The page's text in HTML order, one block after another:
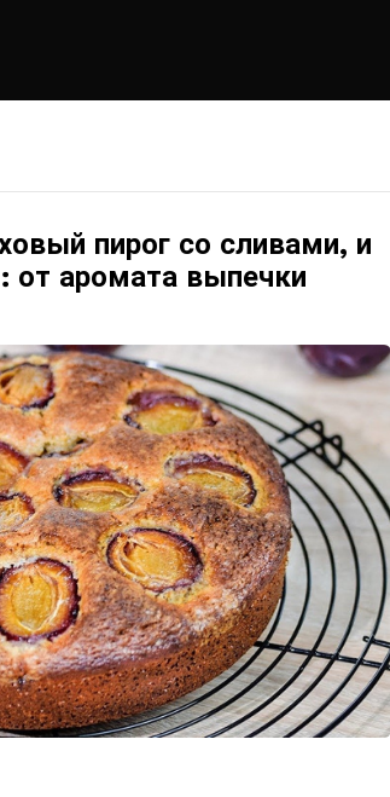
пирог со сливами, и
от аромата выпечки